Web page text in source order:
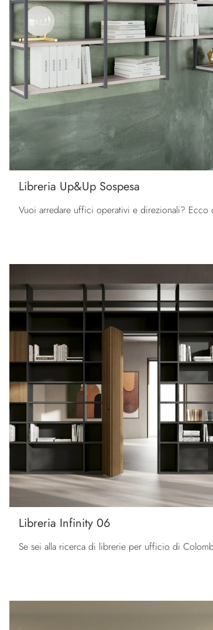
Libreria Up&Up Sospesa
Libreria Infinity 06